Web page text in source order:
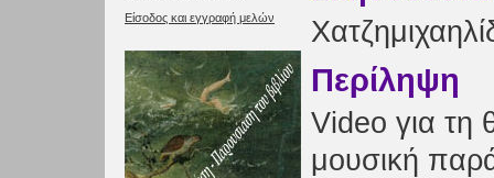
Είσοδος και εγγραφή μελών
Περίληψη
Video για τη
μουσική